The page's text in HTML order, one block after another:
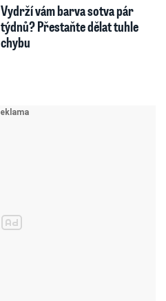
Vydrží vám barva sotva pár
týdnů? Přestaňte dělat tuhle
chybu